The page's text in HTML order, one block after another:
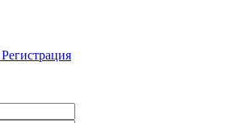
Регистрация